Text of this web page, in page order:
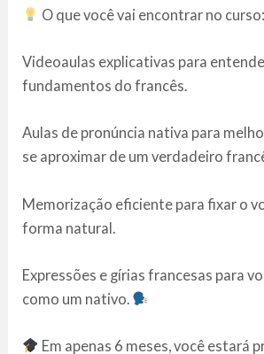
O que você vai encontrar no curso:
Videoaulas explicativas para
fundamentos do francês.
Aulas de pronúncia nativa para
se aproximar de um verdadeiro
Memorização eficiente para fixar o
forma natural.
Expressões e gírias francesas para
como um nativo.
Em apenas 6 meses, você estará